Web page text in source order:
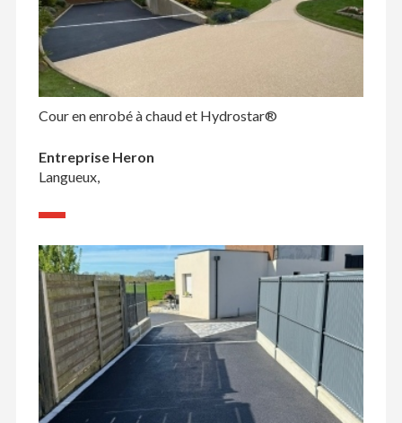
Cour en enrobé à chaud et Hydrostar®
Entreprise Heron
Langueux,